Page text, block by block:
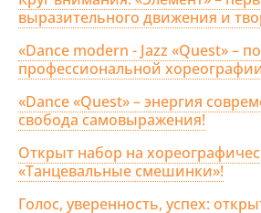
выразительного движения и
«Dance modern - Jazz «Quest» –
профессиональной
«Dance «Quest» – энергия
свобода самовыражения!
Открыт набор на
«Танцевальные смешинки»!
Голос, уверенность, успех: